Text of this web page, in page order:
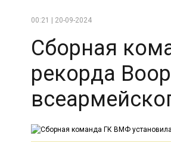
00:21 | 20-09-2024
Сборная
рекорда